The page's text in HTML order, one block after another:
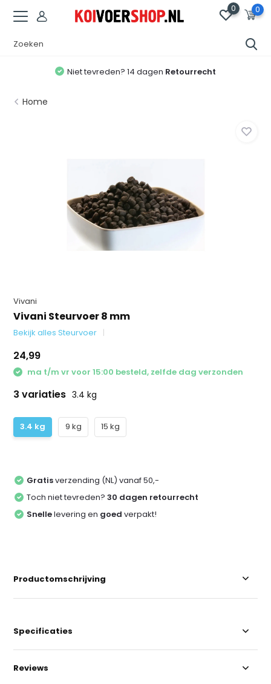
0 0
Niet tevreden? 14 dagen Retourrecht
Home
Vivani
Vivani Steurvoer 8 mm
Bekijk alles Steurvoer
24,99
ma t/m vr voor 15:00 besteld, zelfde dag verzonden
3 variaties 3.4 kg
3.4 kg 9 kg 15 kg
Gratisverzending (NL) vanaf 50,-
Toch niet tevreden?30 dagen retourrecht
Snellelevering en goed verpakt!
Productomschrijving
Specificaties
Reviews